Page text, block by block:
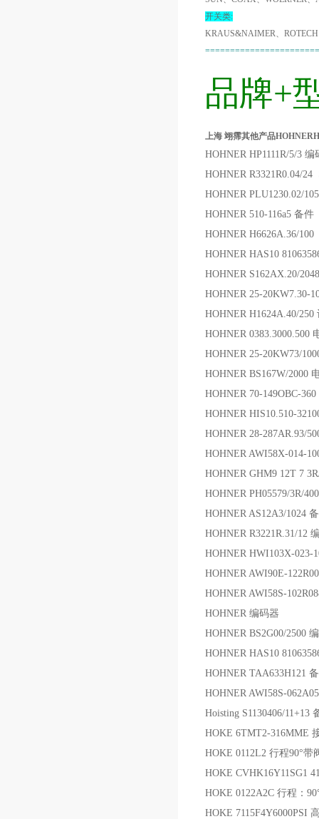
开关类:
KRAUS&NAIMER、
品牌+
上海 翊霈其他产品
HOHNER HP1111R/5/3 编
HOHNER R3321R0.04/
HOHNER PLU1230.02/
HOHNER 510-116a5 备件
HOHNER H6626A.36/
HOHNER HAS10
HOHNER S162AX.20/
HOHNER 25-20KW7.30-
HOHNER H1624A.40/250
HOHNER 0383.3000.500
HOHNER 25-20KW73/
HOHNER BS167W/2000
HOHNER 70-149OBC-
HOHNER HIS10.510-
HOHNER 28-287AR.93/
HOHNER AWI58X-014-
HOHNER GHM9 12T 7
HOHNER PH05579/3R/
HOHNER AS12A3/1024
HOHNER R3221R.31/12
HOHNER HWI103X-023-
HOHNER AWI90E-
HOHNER AWI58S-
HOHNER 编码器
HOHNER BS2G00/2500
HOHNER HAS10
HOHNER TAA633H121
HOHNER AWI58S-
Hoisting S1130406/11+13
HOKE 6TMT2-316MME
HOKE 0112L2 行程90°
HOKE CVHK16Y11SG1
HOKE 0122A2C 行程：
HOKE 7115F4Y6000PSI